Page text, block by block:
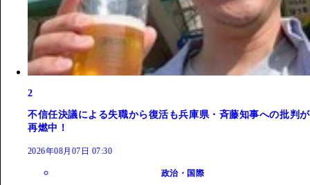
2
不信任決議による失職から復活も兵庫県・斉藤知事への批判が
再燃中！
2026年08月07日 07:30
政治・国際